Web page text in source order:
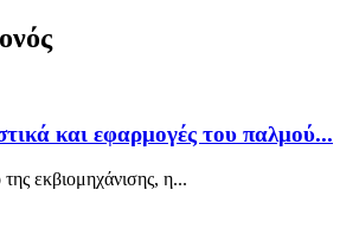
και εφαρμογές του παλμού...
εκβιομηχάνισης, η...